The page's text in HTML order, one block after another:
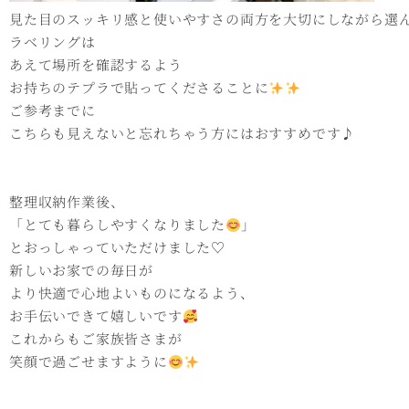
見た目のスッキリ感と使いやすさの両方を大切にしながら選
ラベリングは
あえて場所を確認するよう
お持ちのテプラで貼ってくださることに
ご参考までに
こちらも見えないと忘れちゃう方にはおすすめです♪
整理収納作業後、
「とても暮らしやすくなりました
」
とおっしゃっていただけました♡
新しいお家での毎日が
より快適で心地よいものになるよう、
お手伝いできて嬉しいです
これからもご家族皆さまが
笑顔で過ごせますように